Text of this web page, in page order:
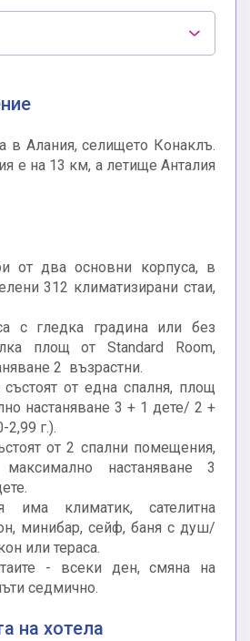
в Алания, селището Конаклъ.
е на 13 км, а летище Анталия
от два основни корпуса, в
312 климатизирани стаи,
с гледка градина или без
площ от Standard Room,
2 възрастни.
състоят от една спалня, площ
настаняване 3 + 1 дете/ 2 +
2,99 г.).
от 2 спални помещения,
настаняване 3
има климатик, сателитна
минибар, сейф, баня с душ/
или тераса.
- всеки ден, смяна на
седмично.
на хотела